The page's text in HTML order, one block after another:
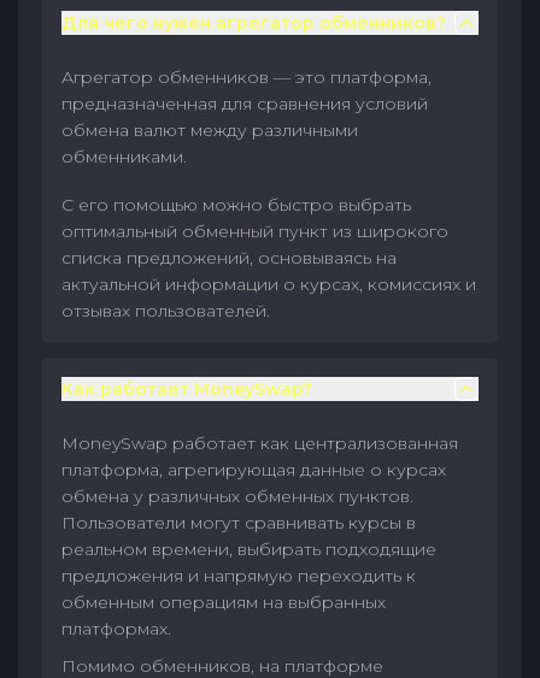
Для чего нужен агрегатор обменников?
Агрегатор обменников — это платформа,
предназначенная для сравнения условий
обмена валют между различными
обменниками.
С его помощью можно быстро выбрать
оптимальный обменный пункт из широкого
списка предложений, основываясь на
актуальной информации о курсах, комиссиях и
отзывах пользователей.
Как работает MoneySwap?
MoneySwap работает как централизованная
платформа, агрегирующая данные о курсах
обмена у различных обменных пунктов.
Пользователи могут сравнивать курсы в
реальном времени, выбирать подходящие
предложения и напрямую переходить к
обменным операциям на выбранных
платформах.
Помимо обменников, на платформе